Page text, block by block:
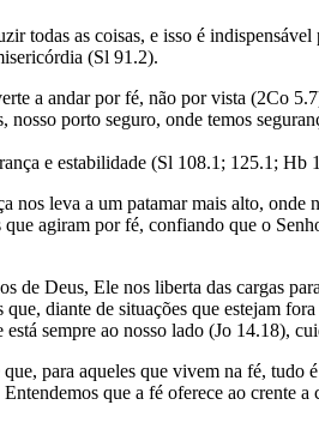
todas as coisas, e isso é
(Sl 91.2).
a andar por fé, não por vista (2Co
porto seguro, onde temos
e estabilidade (Sl 108.1; 125.1; Hb
leva a um patamar mais alto,
agiram por fé, confiando que o
de Deus, Ele nos liberta das cargas
diante de situações que estejam
sempre ao nosso lado (Jo 14.18),
para aqueles que vivem na fé,
que a fé oferece ao crente a